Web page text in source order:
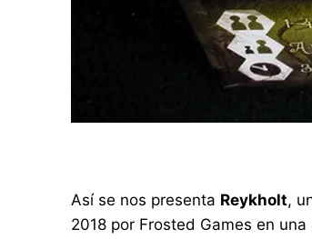
Así se nos presenta Reykholt,
2018 por Frosted Games en